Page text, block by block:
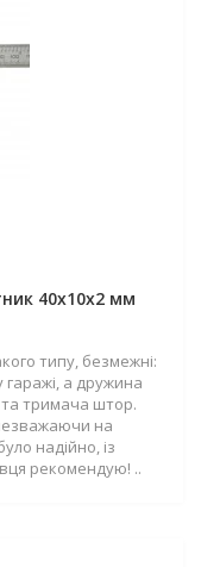
40x10x2 мм
типу, безмежні:
гаражі, а дружина
та тримача штор.
на
надійно, із
рекомендую! ..